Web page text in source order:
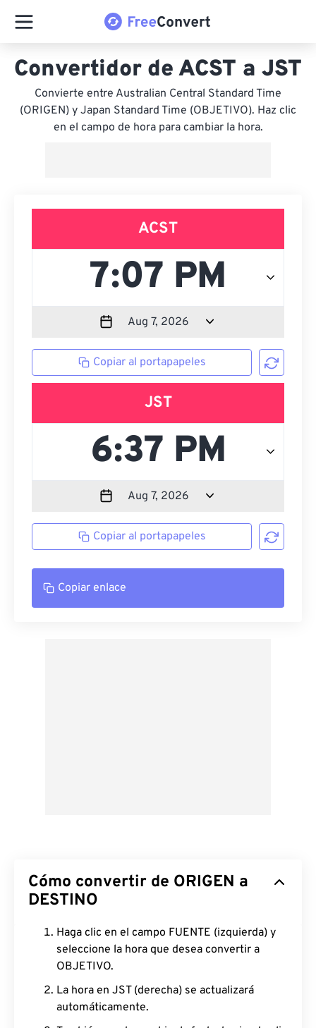
Convertidor de ACST a JST
Convierte entre Australian Central Standard Time
(ORIGEN) y Japan Standard Time (OBJETIVO). Haz clic
en el campo de hora para cambiar la hora.
ACST
Copiar al portapapeles
JST
Copiar al portapapeles
Copiar enlace
Cómo convertir de ORIGEN a
DESTINO
Haga clic en el campo FUENTE (izquierda) y
seleccione la hora que desea convertir a
OBJETIVO.
La hora en JST (derecha) se actualizará
automáticamente.